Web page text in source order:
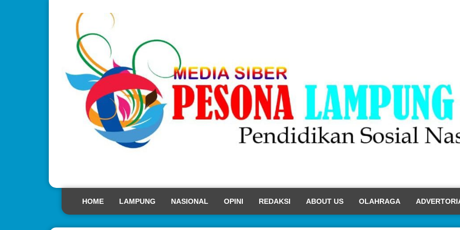
HOME LAMPUNG NASIONAL OPINI REDAKSI ABOUT US OLAHRAGA